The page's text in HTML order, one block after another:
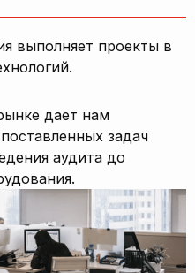
выполняет проекты в
дает нам
задач
аудита до